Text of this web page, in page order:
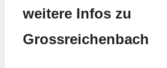
weitere Infos zu
Grossreichenbach